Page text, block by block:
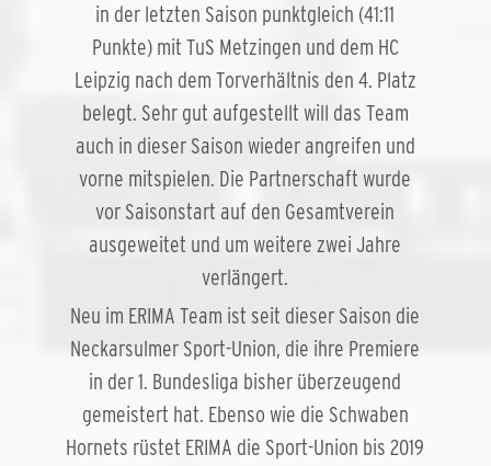
in der letzten Saison punktgleich (41:11
Punkte) mit TuS Metzingen und dem HC
Leipzig nach dem Torverhältnis den 4. Platz
belegt. Sehr gut aufgestellt will das Team
auch in dieser Saison wieder angreifen und
vorne mitspielen. Die Partnerschaft wurde
vor Saisonstart auf den Gesamtverein
ausgeweitet und um weitere zwei Jahre
verlängert.
Neu im ERIMA Team ist seit dieser Saison die
Neckarsulmer Sport-Union, die ihre Premiere
in der 1. Bundesliga bisher überzeugend
gemeistert hat. Ebenso wie die Schwaben
Hornets rüstet ERIMA die Sport-Union bis 2019